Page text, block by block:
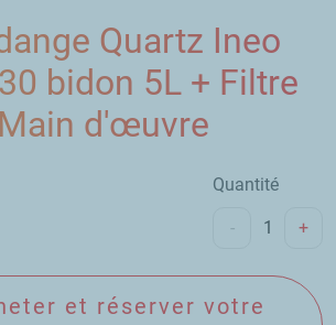
Quartz Ineo
bidon 5L + Filtre
d'œuvre
Quantité
- +
et réserver votre